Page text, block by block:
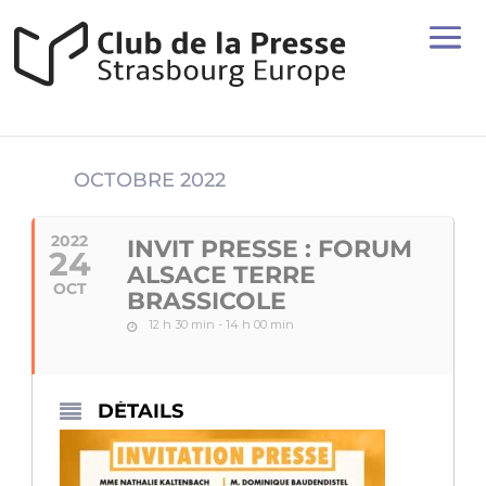
OCTOBRE 2022
2022
24
OCT
INVIT PRESSE : FORUM
ALSACE TERRE
BRASSICOLE
12 h 30 min - 14 h 00 min
DÉTAILS